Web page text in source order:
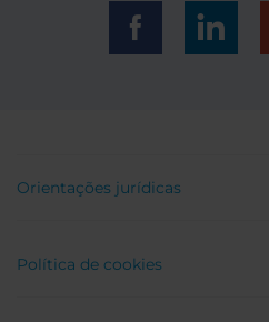
Orientações jurídicas
Política de cookies